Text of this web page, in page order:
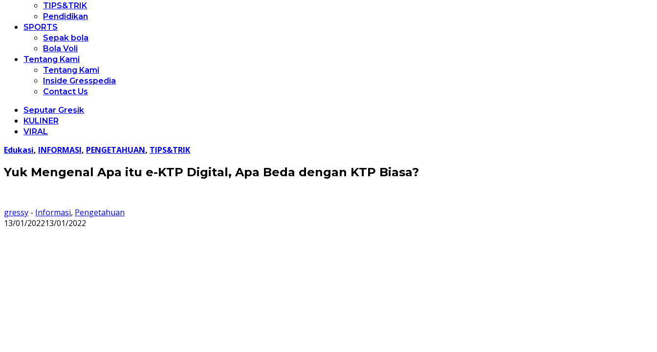
TIPS&TRIK
Pendidikan
SPORTS
Sepak bola
Bola Voli
Tentang Kami
Tentang Kami
Inside Gresspedia
Contact Us
Seputar Gresik
KULINER
VIRAL
Edukasi, INFORMASI, PENGETAHUAN, TIPS&TRIK
Yuk Mengenal Apa itu e-KTP Digital, Apa Beda dengan KTP Biasa?
gressy - Informasi, Pengetahuan
13/01/202213/01/2022